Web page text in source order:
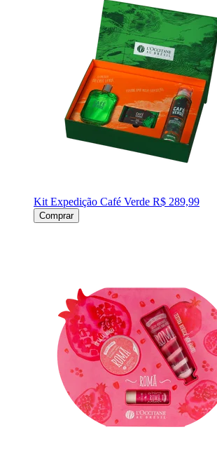
Kit Expedição Café Verde R$ 289,99
Comprar